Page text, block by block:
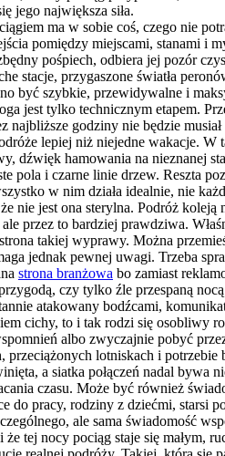
jego największa siła.
ma w sobie coś, czego nie
pomiędzy miejscami, stanami i
pośpiech, odbiera jej pozór
stacje, przygaszone światła
być szybkie, przewidywalne i
jest tylko technicznym etapem.
najbliższe godziny nie będzie
lepiej niż niejedne wakacje. W
dźwięk hamowania na nieznanej
pola i czarne linie drzew. Reszta
w nim działa idealnie, nie
nie jest ona sterylna. Podróż
przez to bardziej prawdziwa.
takiej wyprawy. Można
jednak pewnej uwagi. Trzeba
strona branżowa bo zamiast
czy tylko źle przespaną
atakowany bodźcami,
cichy, to i tak rodzi się osobliwy
albo zwyczajnie pobyć
przeciążonych lotniskach i
a siatka połączeń nadal bywa
czasu. Może być również
do pracy, rodziny z dziećmi, starsi
ale sama świadomość
że tej nocy pociąg staje się małym,